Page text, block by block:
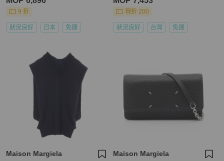
9 折
狀況良好 日本 免運
現折 200
狀況良好 台灣 免運
Maison Margiela Maison Margiela